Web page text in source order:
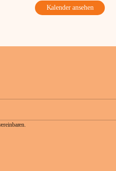
Kalender ansehen